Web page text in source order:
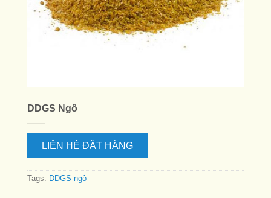
DDGS Ngô
LIÊN HỆ ĐẶT HÀNG
Tags: DDGS ngô